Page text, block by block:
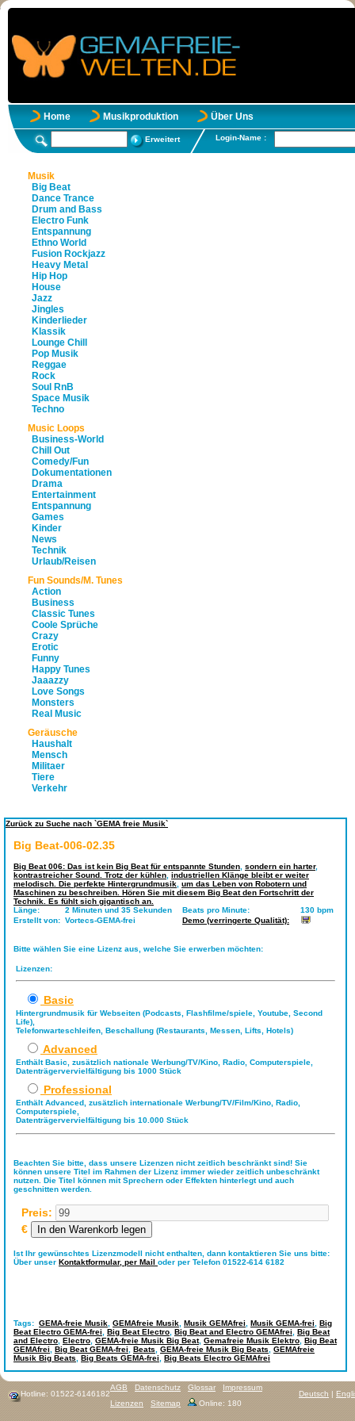
Home Musikproduktion Über Uns
Erweitert Login-Name :
Musik
Big Beat
Dance Trance
Drum and Bass
Electro Funk
Entspannung
Ethno World
Fusion Rockjazz
Heavy Metal
Hip Hop
House
Jazz
Jingles
Kinderlieder
Klassik
Lounge Chill
Pop Musik
Reggae
Rock
Soul RnB
Space Musik
Techno
Music Loops
Business-World
Chill Out
Comedy/Fun
Dokumentationen
Drama
Entertainment
Entspannung
Games
Kinder
News
Technik
Urlaub/Reisen
Fun Sounds/M. Tunes
Action
Business
Classic Tunes
Coole Sprüche
Crazy
Erotic
Funny
Happy Tunes
Jaaazzy
Love Songs
Monsters
Real Music
Geräusche
Haushalt
Mensch
Militaer
Tiere
Verkehr
Zurück zu Suche nach `GEMA freie Musik`
Big Beat-006-02.35
Big Beat 006: Das ist kein Big Beat für entspannte Stunden sondern ein harter,
kontrastreicher Sound. Trotz der kühlen industriellen Klänge bleibt er weiter
melodisch. Die perfekte Hintergrundmusik um das Leben von Robotern und
Maschinen zu beschreiben. Hören Sie mit diesem Big Beat den Fortschritt der
Technik. Es fühlt sich gigantisch an.
Länge:
2 Minuten und 35 Sekunden Beats pro Minute:
130 bpm
Erstellt von: Vortecs-GEMA-frei Demo (verringerte Qualität):
Bitte wählen Sie eine Lizenz aus, welche Sie erwerben möchten:
Lizenzen:
Basic
Hintergrundmusik für Webseiten (Podcasts, Flashfilme/spiele, Youtube, Second
Life),
Telefonwarteschleifen, Beschallung (Restaurants, Messen, Lifts, Hotels)
Advanced
Enthält Basic, zusätzlich nationale Werbung/TV/Kino, Radio, Computerspiele,
Datenträgervervielfältigung bis 1000 Stück
Professional
Enthält Advanced, zusätzlich internationale Werbung/TV/Film/Kino, Radio,
Computerspiele,
Datenträgervervielfältigung bis 10.000 Stück
Beachten Sie bitte, dass unsere Lizenzen nicht zeitlich beschränkt sind! Sie
können unsere Titel im Rahmen der Lizenz immer wieder zeitlich unbeschränkt
nutzen. Die Titel können mit Sprechern oder Effekten hinterlegt und auch
geschnitten werden.
Preis:
€
Ist Ihr gewünschtes Lizenzmodell nicht enthalten, dann kontaktieren Sie uns bitte:
Über unser Kontaktformular, per Mail oder per Telefon 01522-614 6182
Tags: GEMA-freie Musik GEMAfreie Musik Musik GEMAfrei Musik GEMA-frei
Big
Beat Electro GEMA-frei
Big Beat Electro Big Beat and Electro GEMAfrei
Big Beat
and Electro Electro GEMA-freie Musik Big Beat, Gemafreie Musik Elektro Big Beat
GEMAfrei
Big Beat GEMA-frei Beats GEMA-freie Musik Big Beats
GEMAfreie
Musik Big Beats
Big Beats GEMA-frei Big Beats Electro GEMAfrei
Hotline: 01522-6146182 Deutsch |
AGB Datenschutz Glossar
Impressum
Lizenzen
Sitemap Online: 180